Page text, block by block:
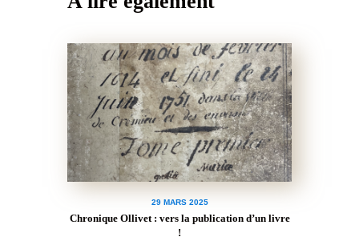
29 MARS 2025
Chronique Ollivet : vers la publication d’un livre
!